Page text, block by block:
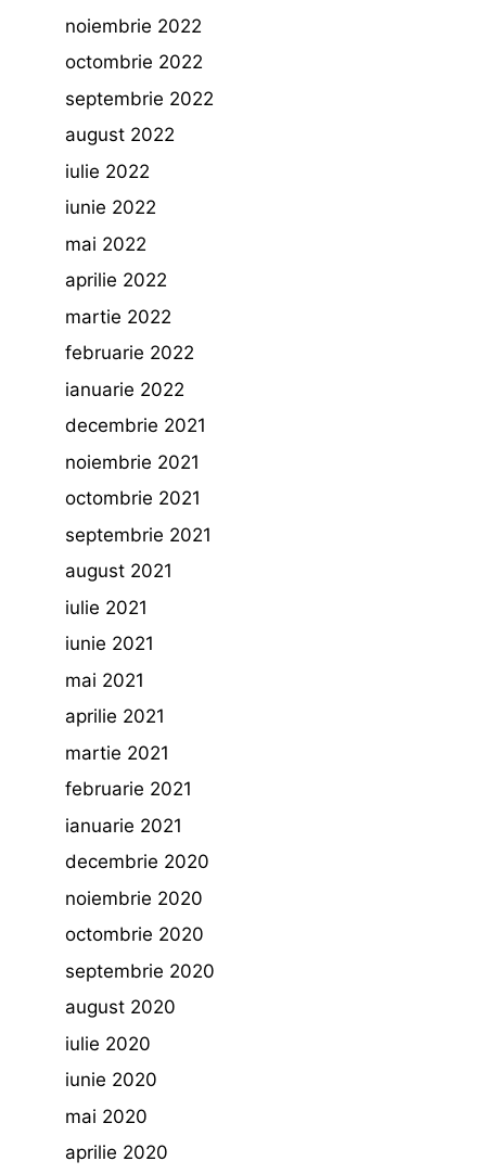
noiembrie 2022
octombrie 2022
septembrie 2022
august 2022
iulie 2022
iunie 2022
mai 2022
aprilie 2022
martie 2022
februarie 2022
ianuarie 2022
decembrie 2021
noiembrie 2021
octombrie 2021
septembrie 2021
august 2021
iulie 2021
iunie 2021
mai 2021
aprilie 2021
martie 2021
februarie 2021
ianuarie 2021
decembrie 2020
noiembrie 2020
octombrie 2020
septembrie 2020
august 2020
iulie 2020
iunie 2020
mai 2020
aprilie 2020